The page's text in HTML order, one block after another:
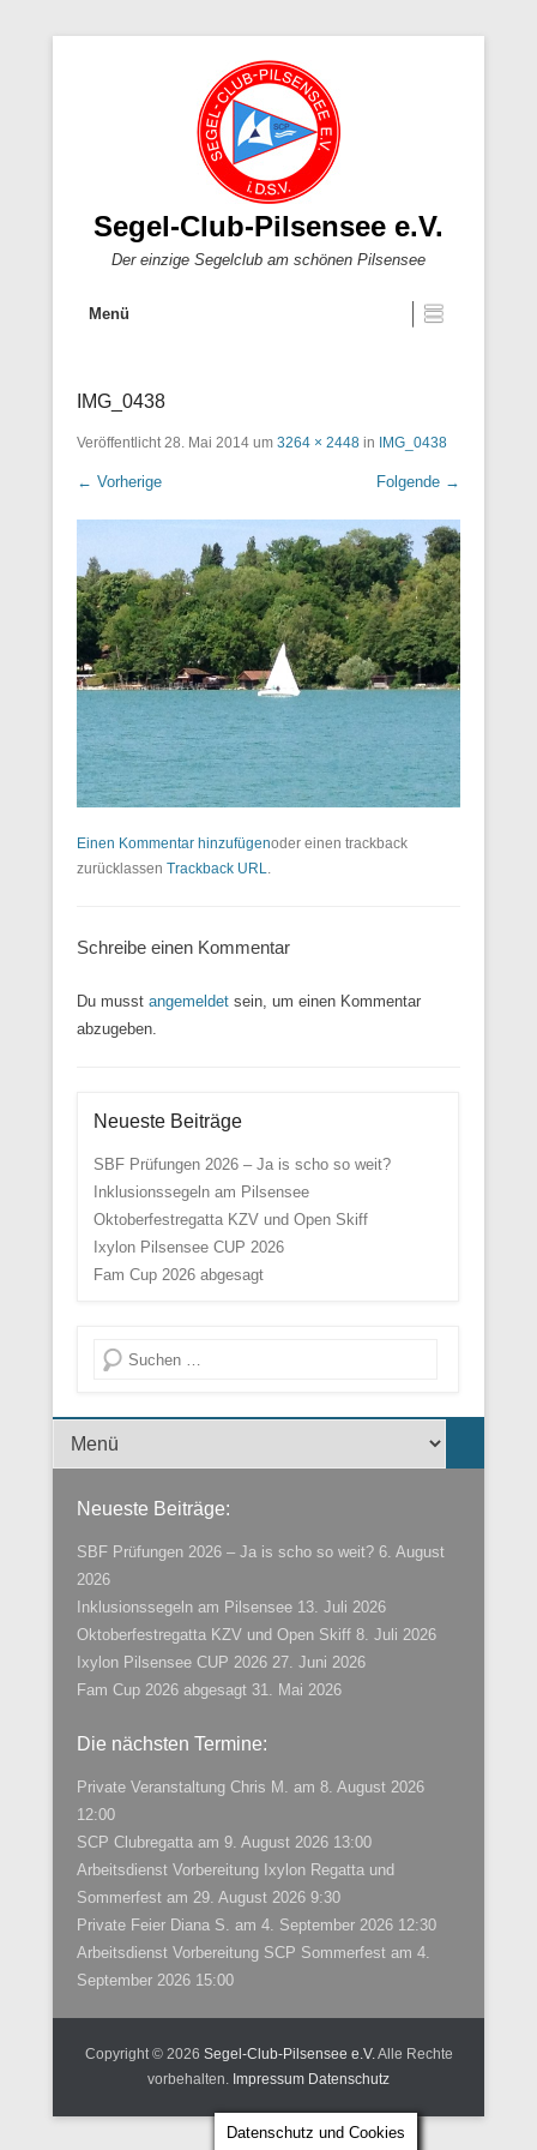
Segel-Club-Pilsensee e.V.
Der einzige Segelclub am schönen Pilsensee
Menü
IMG_0438
Veröffentlicht28. Mai 2014 um 3264 × 2448 in IMG_0438
← Vorherige Folgende →
Einen Kommentar hinzufügenoder einen trackback
zurücklassen Trackback URL.
Schreibe einen Kommentar
Du musst angemeldet sein, um einen Kommentar
abzugeben.
Neueste Beiträge
SBF Prüfungen 2026 – Ja is scho so weit?
Inklusionssegeln am Pilsensee
Oktoberfestregatta KZV und Open Skiff
Ixylon Pilsensee CUP 2026
Fam Cup 2026 abgesagt
Suche
Menü der Fußzeile
Neueste Beiträge:
SBF Prüfungen 2026 – Ja is scho so weit? 6. August
2026
Inklusionssegeln am Pilsensee 13. Juli 2026
Oktoberfestregatta KZV und Open Skiff 8. Juli 2026
Ixylon Pilsensee CUP 2026 27. Juni 2026
Fam Cup 2026 abgesagt 31. Mai 2026
Die nächsten Termine:
Private Veranstaltung Chris M. am 8. August 2026
12:00
SCP Clubregatta am 9. August 2026 13:00
Arbeitsdienst Vorbereitung Ixylon Regatta und
Sommerfest am 29. August 2026 9:30
Private Feier Diana S. am 4. September 2026 12:30
Arbeitsdienst Vorbereitung SCP Sommerfest am 4.
September 2026 15:00
Copyright © 2026 Segel-Club-Pilsensee e.V.Alle Rechte
vorbehalten. Impressum Datenschutz
Datenschutz und Cookies